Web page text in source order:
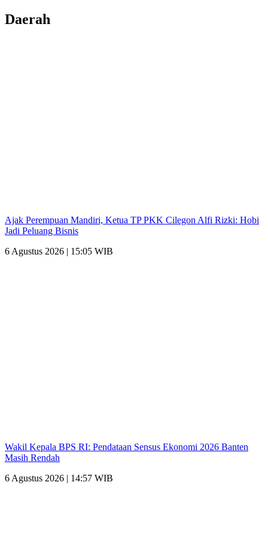
Daerah
Ajak Perempuan Mandiri, Ketua TP PKK Cilegon Alfi Rizki: Hobi
Jadi Peluang Bisnis
6 Agustus 2026 | 15:05 WIB
Wakil Kepala BPS RI: Pendataan Sensus Ekonomi 2026 Banten
Masih Rendah
6 Agustus 2026 | 14:57 WIB